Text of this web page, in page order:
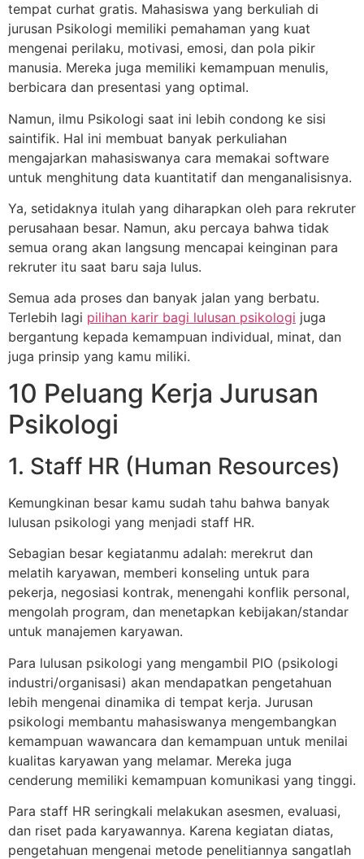
tempat curhat gratis. Mahasiswa yang berkuliah di
jurusan Psikologi memiliki pemahaman yang kuat
mengenai perilaku, motivasi, emosi, dan pola pikir
manusia. Mereka juga memiliki kemampuan menulis,
berbicara dan presentasi yang optimal.
Namun, ilmu Psikologi saat ini lebih condong ke sisi
saintifik. Hal ini membuat banyak perkuliahan
mengajarkan mahasiswanya cara memakai software
untuk menghitung data kuantitatif dan menganalisisnya.
Ya, setidaknya itulah yang diharapkan oleh para rekruter
perusahaan besar. Namun, aku percaya bahwa tidak
semua orang akan langsung mencapai keinginan para
rekruter itu saat baru saja lulus.
Semua ada proses dan banyak jalan yang berbatu.
Terlebih lagi pilihan karir bagi lulusan psikologi juga
bergantung kepada kemampuan individual, minat, dan
juga prinsip yang kamu miliki.
10 Peluang Kerja Jurusan
Psikologi
1. Staff HR (Human Resources)
Kemungkinan besar kamu sudah tahu bahwa banyak
lulusan psikologi yang menjadi staff HR.
Sebagian besar kegiatanmu adalah: merekrut dan
melatih karyawan, memberi konseling untuk para
pekerja, negosiasi kontrak, menengahi konflik personal,
mengolah program, dan menetapkan kebijakan/standar
untuk manajemen karyawan.
Para lulusan psikologi yang mengambil PIO (psikologi
industri/organisasi) akan mendapatkan pengetahuan
lebih mengenai dinamika di tempat kerja. Jurusan
psikologi membantu mahasiswanya mengembangkan
kemampuan wawancara dan kemampuan untuk menilai
kualitas karyawan yang melamar. Mereka juga
cenderung memiliki kemampuan komunikasi yang tinggi.
Para staff HR seringkali melakukan asesmen, evaluasi,
dan riset pada karyawannya. Karena kegiatan diatas,
pengetahuan mengenai metode penelitiannya sangatlah